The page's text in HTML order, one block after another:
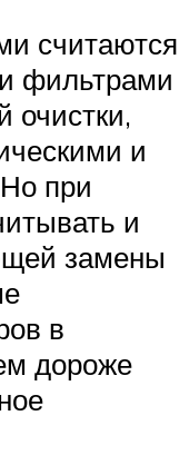
считаются
фильтрами
очистки,
и
при
и
замены
в
дороже